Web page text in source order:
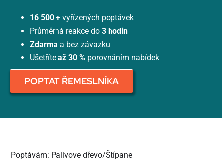
16 500 + vyřízených poptávek
Průměrná reakce do 3 hodin
Zdarma a bez závazku
Ušetříte až 30 %porovnáním nabídek
POPTAT ŘEMESLNÍKA
Poptávám: Palivove dřevo/Štípane